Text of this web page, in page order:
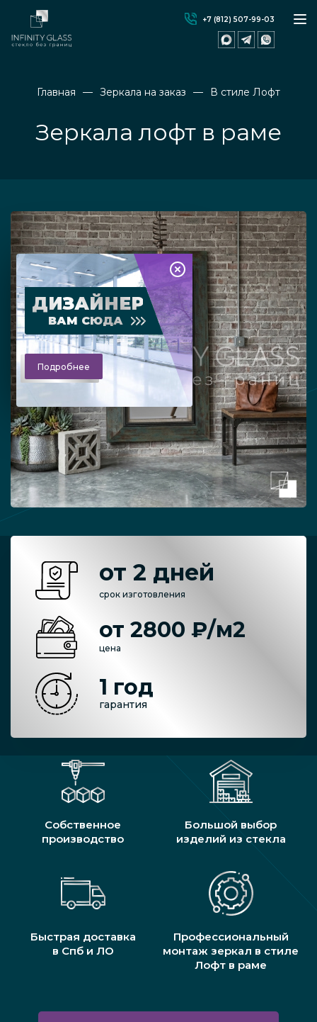
+7 (812) 507-99-03
Главная Зеркала на заказ В стиле Лофт
Зеркала лофт в раме
ДИЗАЙНЕР
ВАМ СЮДА
Подробнее
от 2 дней
срок изготовления
от 2800 ₽/м2
цена
1 год
гарантия
Собственное
производство
Большой выбор
изделий из стекла
Быстрая доставка
в Спб и ЛО
Профессиональный
монтаж зеркал в стиле
Лофт в раме